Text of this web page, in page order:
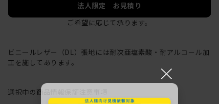
法人限定 お見積り
ご希望に応じて承ります。
ビニールレザー（DL）張地には耐次亜塩素酸・耐アルコール加
工を施してあります。
選択中の商品情報
×